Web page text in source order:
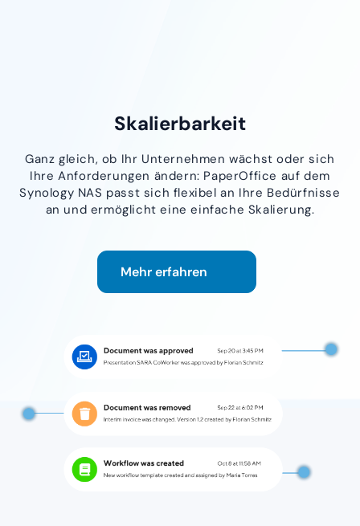
Skalierbarkeit
Ganz gleich, ob Ihr Unternehmen wächst oder sich
Ihre Anforderungen ändern: PaperOffice auf dem
Synology NAS passt sich flexibel an Ihre Bedürfnisse
an und ermöglicht eine einfache Skalierung.
Mehr erfahren